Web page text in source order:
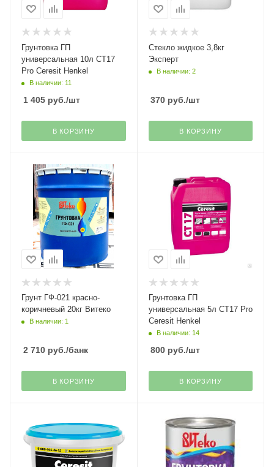
Грунтовка ГП
универсальная 10л СТ17
Pro Ceresit Henkel
В наличии: 11
1 405 руб./шт
В КОРЗИНУ
Стекло жидкое 3,8кг
Эксперт
В наличии: 2
370руб./шт
В КОРЗИНУ
Грунт ГФ-021 красно-
коричневый 20кг Витеко
В наличии: 1
2 710 руб./банк
В КОРЗИНУ
Грунтовка ГП
универсальная 5л СТ17 Pro
Ceresit Henkel
В наличии: 14
800руб./шт
В КОРЗИНУ